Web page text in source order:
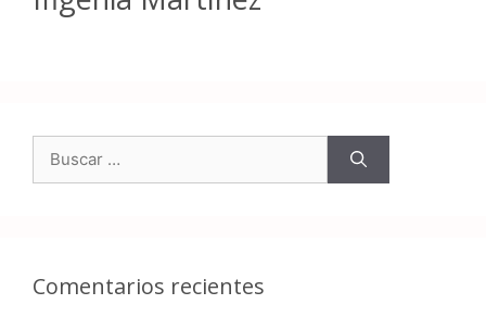
Comentarios recientes